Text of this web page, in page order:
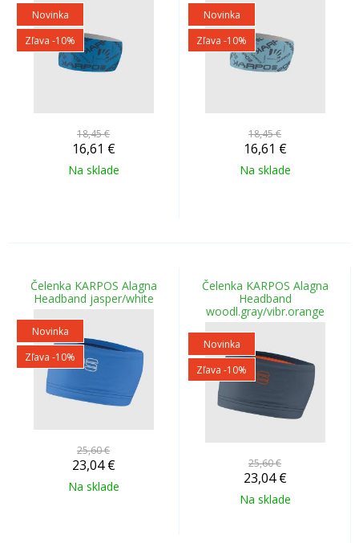
Novinka
Zľava -10%
18,45 €
16,61 €
Na sklade
Novinka
Zľava -10%
18,45 €
16,61 €
Na sklade
Čelenka KARPOS Alagna
Headband jasper/white
Novinka
Zľava -10%
25,60 €
23,04 €
Na sklade
Čelenka KARPOS Alagna
Headband
woodl.gray/vibr.orange
Novinka
Zľava -10%
25,60 €
23,04 €
Na sklade